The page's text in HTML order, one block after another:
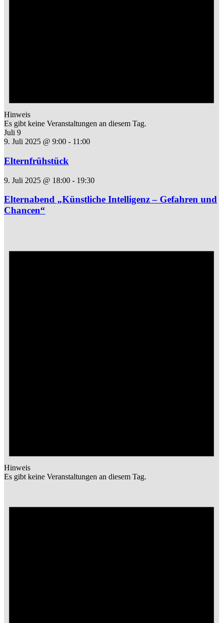
Hinweis
Es gibt keine Veranstaltungen an diesem Tag.
Juli 9
9. Juli 2025 @ 9:00 - 11:00
Elternfrühstück
9. Juli 2025 @ 18:00 - 19:30
Elternabend „Künstliche Intelligenz – Gefahren und
Chancen“
Hinweis
Es gibt keine Veranstaltungen an diesem Tag.